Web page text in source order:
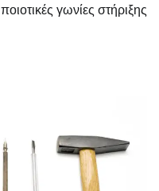
ποιοτικές γωνίες στήριξης